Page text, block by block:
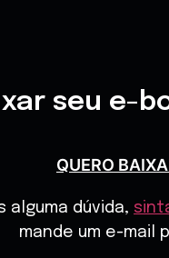
seu e-
QUERO
alguma dúvida,
mande um e-mail